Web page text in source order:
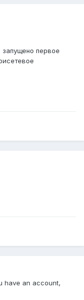
первое
have an account,